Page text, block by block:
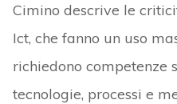
Cimino descrive le
Ict, che fanno un uso
richiedono competenze
tecnologie, processi e